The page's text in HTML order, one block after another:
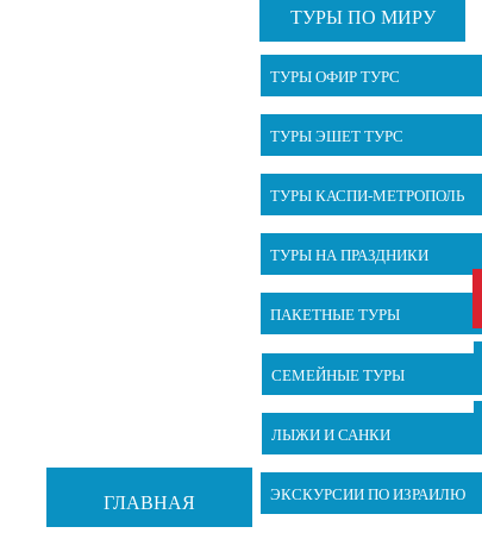
ГЛАВНАЯ
ТУРЫ ПО МИРУ
ТУРЫ ОФИР ТУРС
ТУРЫ ЭШЕТ ТУРС
ТУРЫ КАСПИ-МЕТРОПОЛЬ
ТУРЫ НА ПРАЗДНИКИ
ПАКЕТНЫЕ ТУРЫ
СЕМЕЙНЫЕ ТУРЫ
ЛЫЖИ И САНКИ
ЭКСКУРСИИ ПО ИЗРАИЛЮ